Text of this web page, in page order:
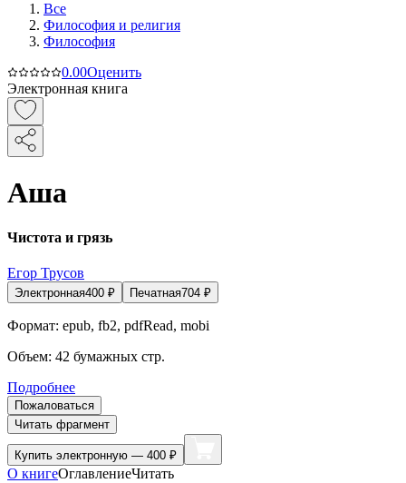
Все
Философия и религия
Философия
0.00Оценить
Электронная книга
Аша
Чистота и грязь
Егор Трусов
Электронная400 ₽ Печатная704 ₽
Формат: epub, fb2, pdfRead, mobi
Объем: 42 бумажных стр.
Подробнее
Пожаловаться
Читать фрагмент
Купить электронную — 400 ₽
О книгеОглавлениеЧитать